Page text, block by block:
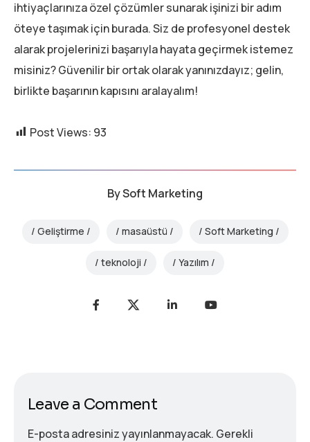
ihtiyaçlarınıza özel çözümler sunarak işinizi bir adım
öteye taşımak için burada. Siz de profesyonel destek
alarak projelerinizi başarıyla hayata geçirmek istemez
misiniz? Güvenilir bir ortak olarak yanınızdayız; gelin,
birlikte başarının kapısını aralayalım!
Post Views: 93
BySoft Marketing
Geliştirme masaüstü Soft Marketing
teknoloji Yazılım
Leave a Comment
E-posta adresiniz yayınlanmayacak. Gerekli